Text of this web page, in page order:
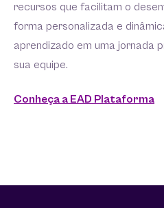
recursos que facilitam o
forma personalizada e
aprendizado em uma jornada
sua equipe.
Conheça a EAD Plataforma